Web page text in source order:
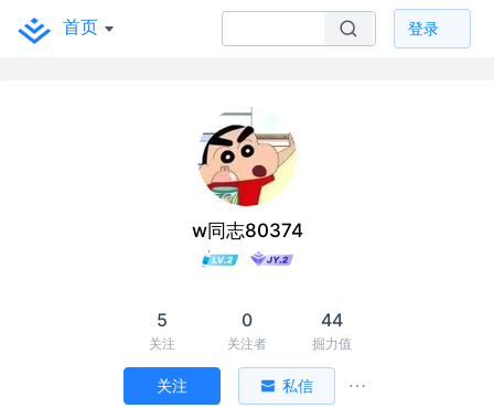
首页 登录
w同志80374
5
关注
0
关注者
44
掘力值
关注 私信